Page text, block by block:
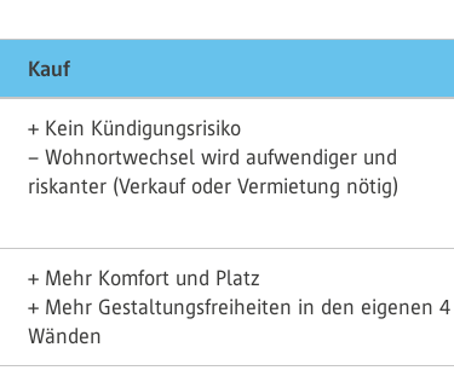
Kauf
+ Kein Kündigungsrisiko
– Wohnortwechsel wird aufwendiger und
riskanter (Verkauf oder Vermietung nötig)
+ Mehr Komfort und Platz
+ Mehr Gestaltungsfreiheiten in den eigenen 4
Wänden